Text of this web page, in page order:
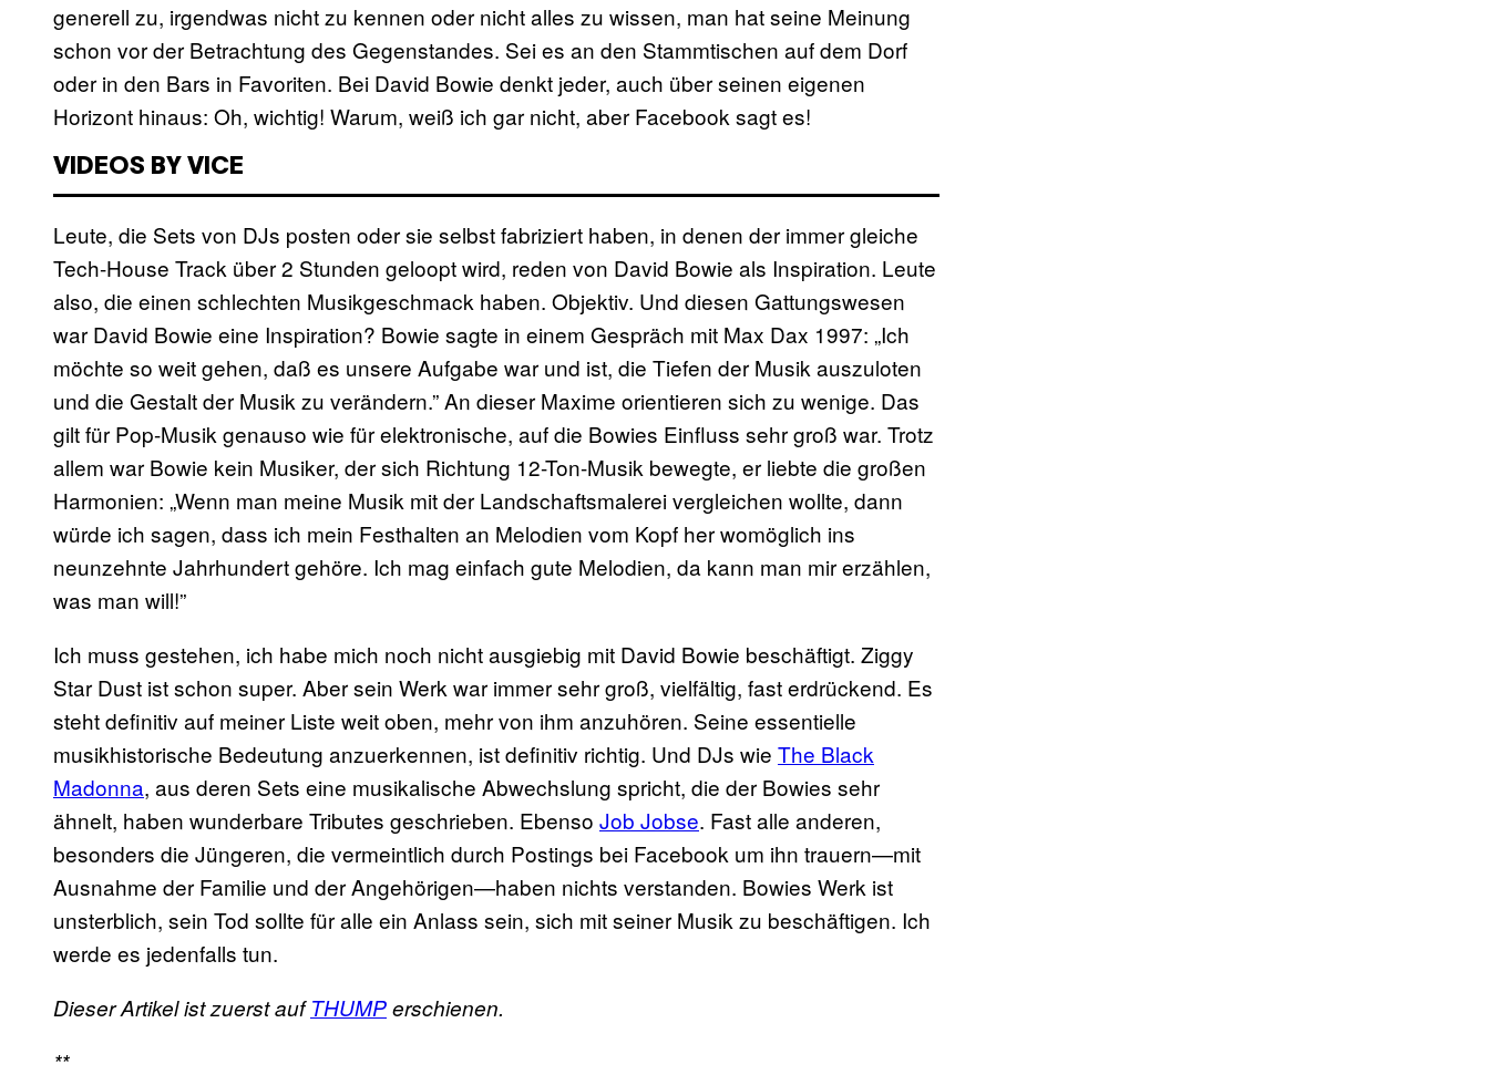
generell zu, irgendwas nicht zu kennen oder nicht alles zu wissen, man hat seine Meinung
schon vor der Betrachtung des Gegenstandes. Sei es an den Stammtischen auf dem Dorf
oder in den Bars in Favoriten. Bei David Bowie denkt jeder, auch über seinen eigenen
Horizont hinaus: Oh, wichtig! Warum, weiß ich gar nicht, aber Facebook sagt es!
VIDEOS BY VICE
Leute, die Sets von DJs posten oder sie selbst fabriziert haben, in denen der immer gleiche
Tech-House Track über 2 Stunden geloopt wird, reden von David Bowie als Inspiration. Leute
also, die einen schlechten Musikgeschmack haben. Objektiv. Und diesen Gattungswesen
war David Bowie eine Inspiration? Bowie sagte in einem Gespräch mit Max Dax 1997: „Ich
möchte so weit gehen, daß es unsere Aufgabe war und ist, die Tiefen der Musik auszuloten
und die Gestalt der Musik zu verändern.” An dieser Maxime orientieren sich zu wenige. Das
gilt für Pop-Musik genauso wie für elektronische, auf die Bowies Einfluss sehr groß war. Trotz
allem war Bowie kein Musiker, der sich Richtung 12-Ton-Musik bewegte, er liebte die großen
Harmonien: „Wenn man meine Musik mit der Landschaftsmalerei vergleichen wollte, dann
würde ich sagen, dass ich mein Festhalten an Melodien vom Kopf her womöglich ins
neunzehnte Jahrhundert gehöre. Ich mag einfach gute Melodien, da kann man mir erzählen,
was man will!”
Ich muss gestehen, ich habe mich noch nicht ausgiebig mit David Bowie beschäftigt. Ziggy
Star Dust ist schon super. Aber sein Werk war immer sehr groß, vielfältig, fast erdrückend. Es
steht definitiv auf meiner Liste weit oben, mehr von ihm anzuhören. Seine essentielle
musikhistorische Bedeutung anzuerkennen, ist definitiv richtig. Und DJs wie The Black
Madonna, aus deren Sets eine musikalische Abwechslung spricht, die der Bowies sehr
ähnelt, haben wunderbare Tributes geschrieben. Ebenso Job Jobse. Fast alle anderen,
besonders die Jüngeren, die vermeintlich durch Postings bei Facebook um ihn trauern—mit
Ausnahme der Familie und der Angehörigen—haben nichts verstanden. Bowies Werk ist
unsterblich, sein Tod sollte für alle ein Anlass sein, sich mit seiner Musik zu beschäftigen. Ich
werde es jedenfalls tun.
Dieser Artikel ist zuerst aufTHUMPerschienen.
**